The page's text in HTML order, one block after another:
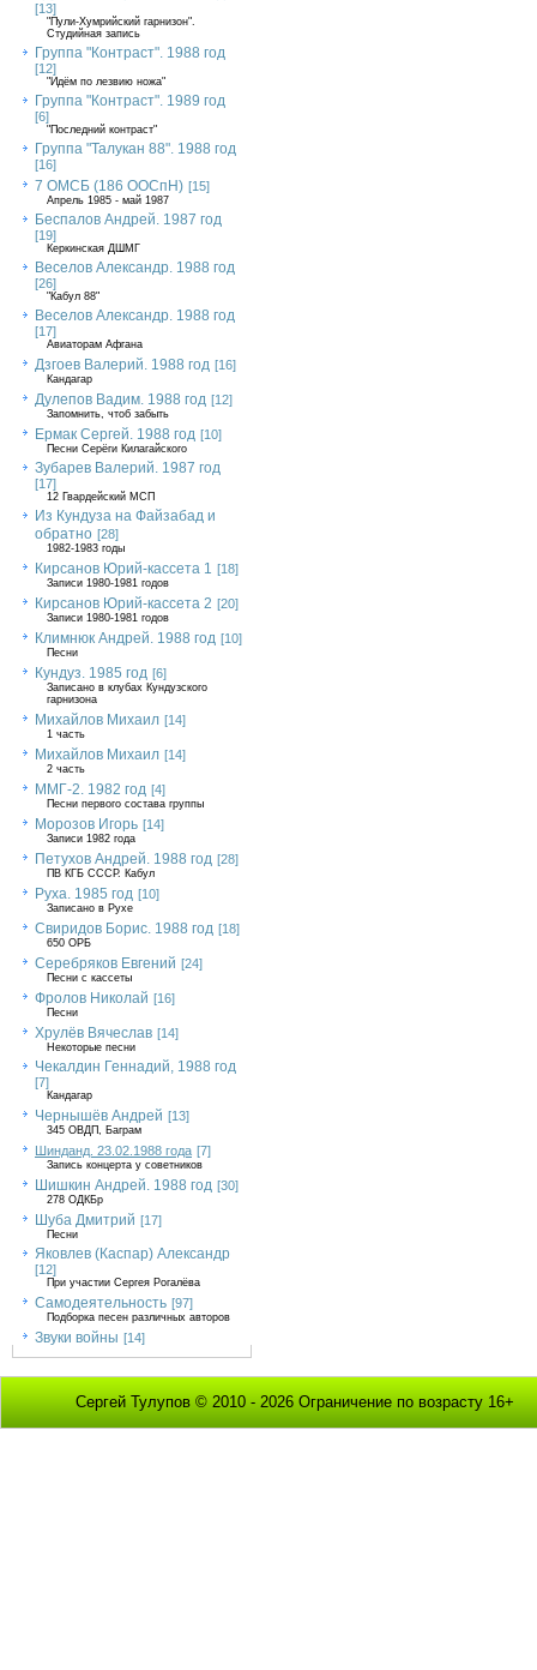
[13]
"Пули-Хумрийский гарнизон".
Студийная запись
Группа "Контраст". 1988 год
[12]
"Идём по лезвию ножа"
Группа "Контраст". 1989 год
[6]
"Последний контраст"
Группа "Талукан 88". 1988 год
[16]
7 ОМСБ (186 ООСпН) [15]
Апрель 1985 - май 1987
Беспалов Андрей. 1987 год
[19]
Керкинская ДШМГ
Веселов Александр. 1988 год
[26]
"Кабул 88"
Веселов Александр. 1988 год
[17]
Авиаторам Афгана
Дзгоев Валерий. 1988 год [16]
Кандагар
Дулепов Вадим. 1988 год [12]
Запомнить, чтоб забыть
Ермак Сергей. 1988 год [10]
Песни Серёги Килагайского
Зубарев Валерий. 1987 год
[17]
12 Гвардейский МСП
Из Кундуза на Файзабад и
обратно [28]
1982-1983 годы
Кирсанов Юрий-кассета 1 [18]
Записи 1980-1981 годов
Кирсанов Юрий-кассета 2 [20]
Записи 1980-1981 годов
Климнюк Андрей. 1988 год [10]
Песни
Кундуз. 1985 год [6]
Записано в клубах Кундузского
гарнизона
Михайлов Михаил [14]
1 часть
Михайлов Михаил [14]
2 часть
ММГ-2. 1982 год [4]
Песни первого состава группы
Морозов Игорь [14]
Записи 1982 года
Петухов Андрей. 1988 год [28]
ПВ КГБ СССР. Кабул
Руха. 1985 год [10]
Записано в Рухе
Свиридов Борис. 1988 год [18]
650 ОРБ
Серебряков Евгений [24]
Песни с кассеты
Фролов Николай [16]
Песни
Хрулёв Вячеслав [14]
Некоторые песни
Чекалдин Геннадий, 1988 год
[7]
Кандагар
Чернышёв Андрей [13]
345 ОВДП, Баграм
Шинданд. 23.02.1988 года [7]
Запись концерта у советников
Шишкин Андрей. 1988 год [30]
278 ОДКБр
Шуба Дмитрий [17]
Песни
Яковлев (Каспар) Александр
[12]
При участии Сергея Рогалёва
Самодеятельность [97]
Подборка песен различных авторов
Звуки войны [14]
Сергей Тулупов © 2010 - 2026 Ограничение по возрасту 16+